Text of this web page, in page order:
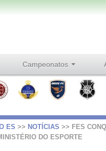
Campeonatos
ES >> NOTÍCIAS >> FES
DO ESPORTE